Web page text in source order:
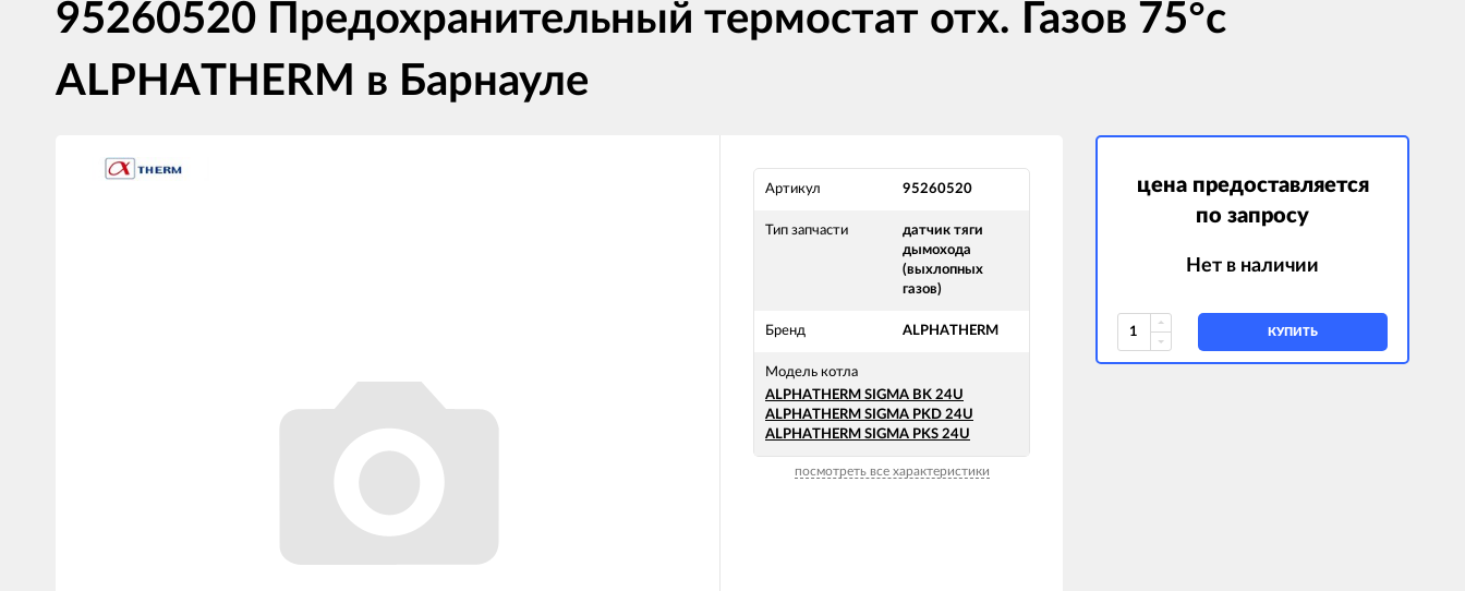
95260520 Предохранительный термостат отх. Газов 75°c
ALPHATHERM в Барнауле
товаров
Артикул 95260520
Тип запчасти
датчик тяги
дымохода
(выхлопных
газов)
Бренд ALPHATHERM
Модель котла
ALPHATHERM SIGMA BK 24U
ALPHATHERM SIGMA PKD 24U
ALPHATHERM SIGMA PKS 24U
посмотреть все характеристики
цена предоставляется
по запросу
Нет в наличии
КУПИТЬ